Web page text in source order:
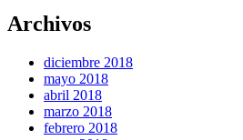
Archivos
diciembre 2018
mayo 2018
abril 2018
marzo 2018
febrero 2018